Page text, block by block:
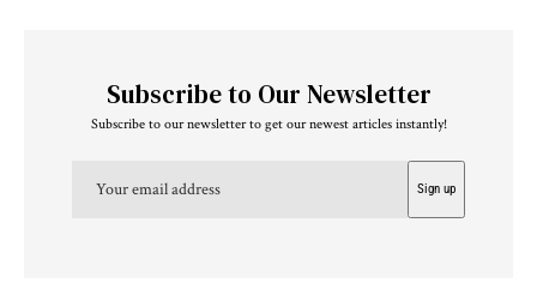
Subscribe to Our Newsletter
Subscribe to our newsletter to get our newest articles instantly!